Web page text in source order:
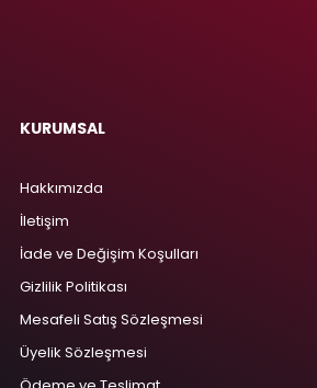
KURUMSAL
Hakkımızda
İletişim
İade ve Değişim Koşulları
Gizlilik Politikası
Mesafeli Satış Sözleşmesi
Üyelik Sözleşmesi